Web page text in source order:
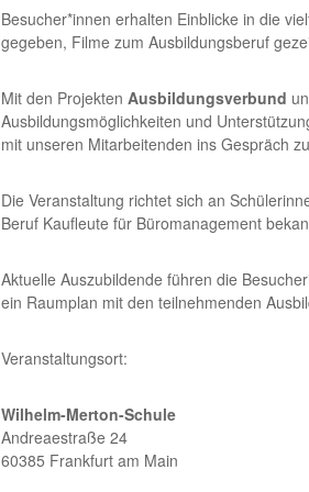
Besucher*innen erhalten Einblicke in die
gegeben, Filme zum Ausbildungsberuf
Mit den Projekten Ausbildungsverbund
Ausbildungsmöglichkeiten und
mit unseren Mitarbeitenden ins Gespräch
Die Veranstaltung richtet sich an
Beruf Kaufleute für Büromanagement
Aktuelle Auszubildende führen die
ein Raumplan mit den teilnehmenden
Veranstaltungsort:
Wilhelm-Merton-Schule
Andreaestraße 24
60385 Frankfurt am Main